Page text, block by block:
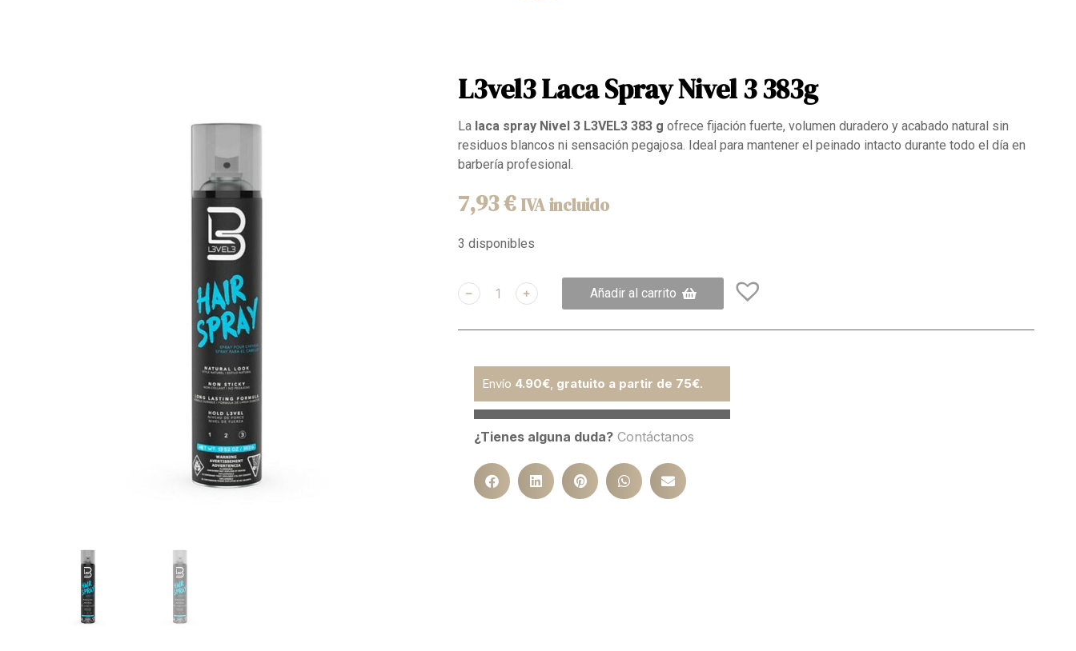
L3vel3 Laca Spray Nivel 3 383g
La laca spray Nivel 3 L3VEL3 383 g ofrece fijación fuerte, volumen duradero y acabado natural sin
residuos blancos ni sensación pegajosa. Ideal para mantener el peinado intacto durante todo el día en
barbería profesional.
7,93€ IVA incluido
3 disponibles
﹣ ﹢ Añadir al carrito
Envío 4.90€, gratuito a partir de 75€.
¿Tienes alguna duda? Contáctanos